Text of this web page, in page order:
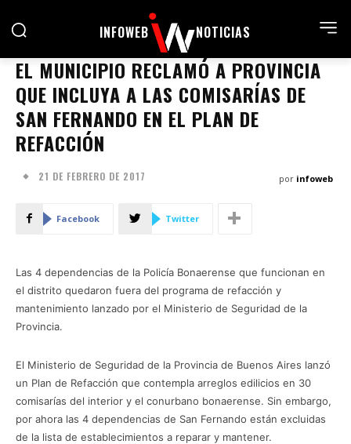
INFOWEB NOTICIAS
EL MUNICIPIO RECLAMÓ A PROVINCIA
QUE INCLUYA A LAS COMISARÍAS DE
SAN FERNANDO EN EL PLAN DE
REFACCIÓN
21 DE FEBRERO DE 2017 por infoweb
Facebook Twitter
Las 4 dependencias de la Policía Bonaerense que funcionan en
el distrito quedaron fuera del programa de refacción y
mantenimiento lanzado por el Ministerio de Seguridad de la
Provincia.
El Ministerio de Seguridad de la Provincia de Buenos Aires lanzó
un Plan de Refacción que contempla arreglos edilicios en 30
comisarías del interior y el conurbano bonaerense. Sin embargo,
por ahora las 4 dependencias de San Fernando están excluidas
de la lista de establecimientos a reparar y mantener.